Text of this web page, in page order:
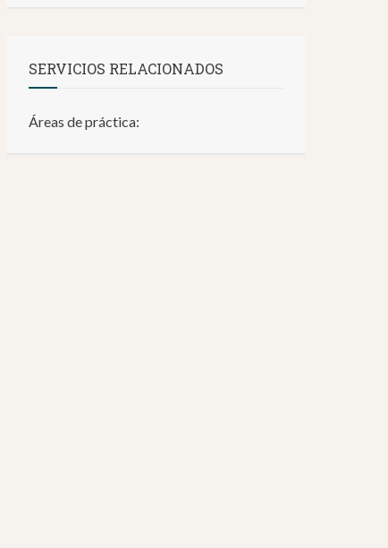
SERVICIOS RELACIONADOS
Áreas de práctica: